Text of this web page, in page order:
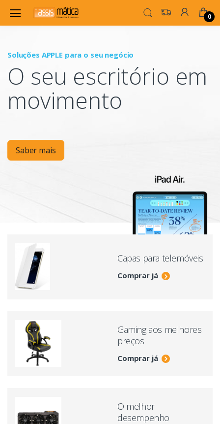
0
Soluções APPLE para o seu negócio
O seu escritório em
movimento
Saber mais
Capas para telemóveis
Comprar já
Gaming aos melhores
preços
Comprar já
O melhor
desempenho